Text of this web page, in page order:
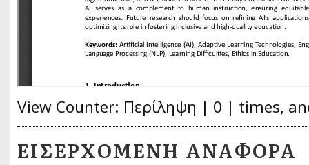
View Counter: Περίληψη | 0 | times,
ΕΙΣΕΡΧΌΜΕΝΗ ΑΝΑΦΟΡΆ